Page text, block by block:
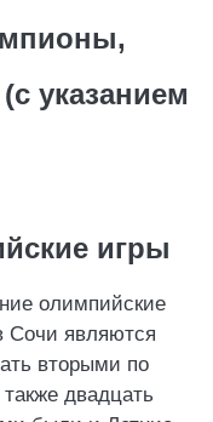
указанием
игры
олимпийские
Сочи являются
вторыми по
также двадцать